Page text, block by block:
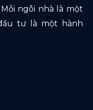
ngôi nhà là một
tư là một hành